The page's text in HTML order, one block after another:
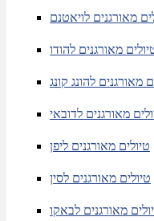
מאורגנים לויאטנם
מאורגנים להודו
מאורגנים להונג קונג
מאורגנים לדובאי
טיולים מאורגנים ליפן
טיולים מאורגנים לסין
מאורגנים לבאקו